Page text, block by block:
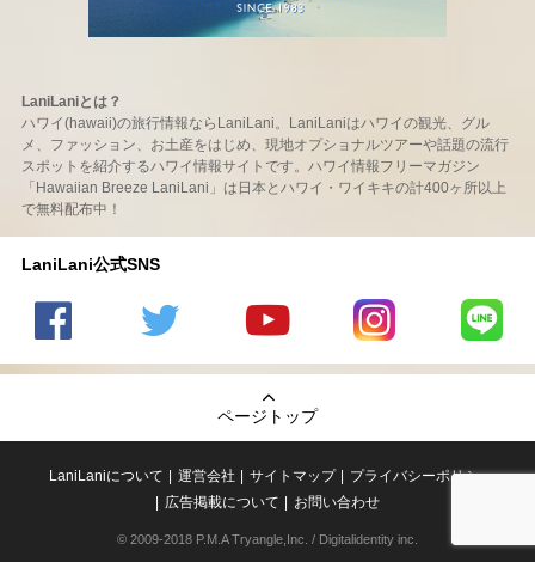
LaniLaniとは？
ハワイ(hawaii)の旅行情報ならLaniLani。LaniLaniはハワイの観光、グル
メ、ファッション、お土産をはじめ、現地オプショナルツアーや話題の流行
スポットを紹介するハワイ情報サイトです。ハワイ情報フリーマガジン
「Hawaiian Breeze LaniLani」は日本とハワイ・ワイキキの計400ヶ所以上
で無料配布中！
LaniLani公式SNS
の
のtwitter
の
Youtube
チャンネ
LaniLani
LaniLani
ページトップ
LaniLaniについて 運営会社 サイトマップ
プライバシーポリシー
広告掲載について
お問い合わせ
© 2009-2018 P.M.A Tryangle,Inc. / Digitalidentity inc.